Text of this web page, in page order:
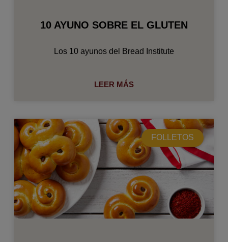
10 AYUNO SOBRE EL GLUTEN
Los 10 ayunos del Bread Institute
LEER MÁS
FOLLETOS